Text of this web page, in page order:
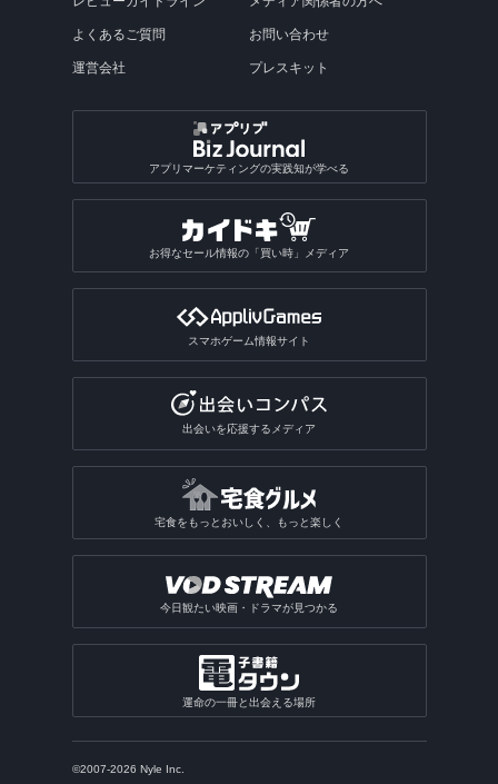
よくあるご質問
運営会社
お問い合わせ
プレスキット
アプリマーケティングの実践知が学べる
お得なセール情報の「買い時」メディア
スマホゲーム情報サイト
出会いを応援するメディア
宅食をもっとおいしく、もっと楽しく
今日観たい映画・ドラマが見つかる
運命の一冊と出会える場所
©2007-2026 Nyle Inc.